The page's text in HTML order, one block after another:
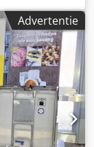
50HRC
Hkji Hjkr
Nieuwe
Pneumatisch
6 maanden
Imperia F
Advertentie